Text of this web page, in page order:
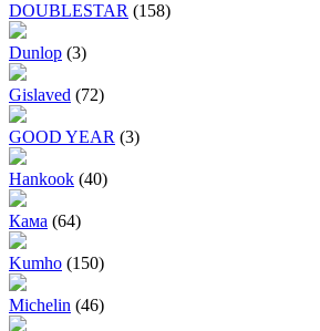
DOUBLESTAR (158)
Dunlop (3)
Gislaved (72)
GOOD YEAR (3)
Hankook (40)
Кама (64)
Kumho (150)
Michelin (46)